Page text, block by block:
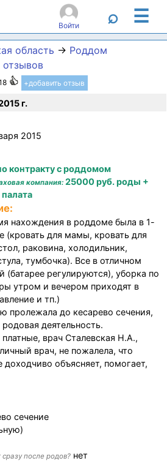
Войти ⌕ ☰
область → Роддом
отзывов
+добавить отзыв
г.
2015
контракту с роддомом
компания: 25000 руб. роды +
нахождения в роддоме была в 1-
(кровать для мамы, кровать для
раковина, холодильник,
тумбочка). Все в отличном
(батарее регулируются), уборка по
утром и вечером приходят в
и тп.)
пролежала до кесарево сечения,
деятельность.
врач Сталевская Н.А.,
врач, не пожалела, что
объясняет, помогает,
сечение
после родов? нет